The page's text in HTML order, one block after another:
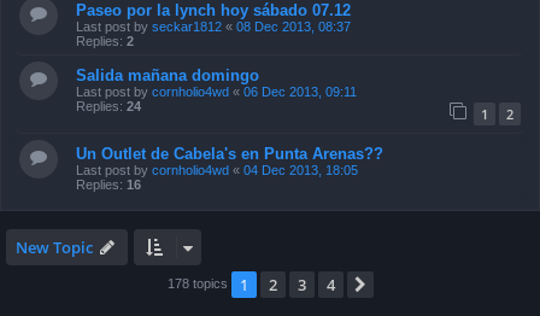
Paseo por la lynch hoy sábado 07.12
Last post by seckar1812 « 08 Dec 2013, 08:37
Replies: 2
Salida mañana domingo
Last post by cornholio4wd « 06 Dec 2013, 09:11
Replies: 24 1 2
Un Outlet de Cabela's en Punta Arenas??
Last post by cornholio4wd « 04 Dec 2013, 18:05
Replies: 16
New Topic
178 topics 1 2 3 4